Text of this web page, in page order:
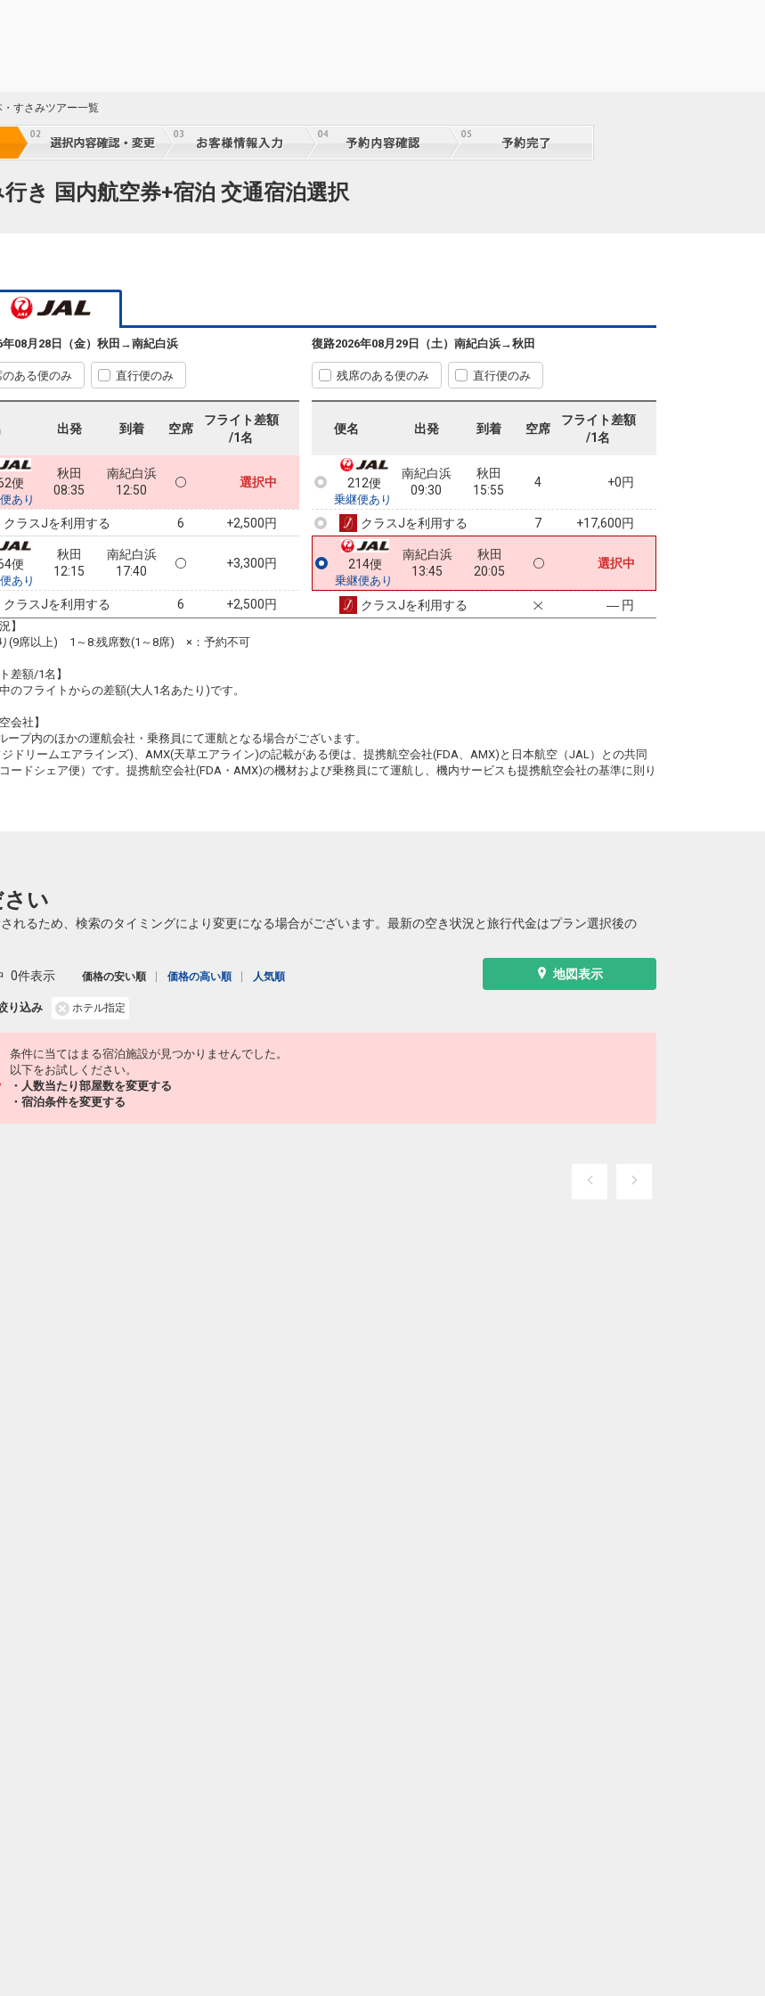
すさみツアー一覧
き 国内航空券+宿泊 交通宿泊選択
08月28日（金） 秋田 →南紀白浜
のある便のみ 直行便のみ
出発 到着 空席
フライト差額
/1名
便
あり
秋田
08:35
南紀白浜
12:50
選択中
クラスJを利用する 6 +2,500円
便
あり
秋田
12:15
南紀白浜
17:40
+3,300円
クラスJを利用する 6 +2,500円
復路2026年08月29日（土） 南紀白浜→秋田
残席のある便のみ 直行便のみ
便名 出発 到着 空席
フライト差額
/1名
212便
乗継便あり
南紀白浜
09:30
秋田
15:55
4 +0円
クラスJを利用する 7 +17,600円
214便
乗継便あり
南紀白浜
13:45
秋田
20:05
選択中
クラスJを利用する ― 円
】
(9席以上) 1～8:残席数(1～8席) ×：予約不可
差額/1名】
のフライトからの差額(大人1名あたり)です。
会社】
ープ内のほかの運航会社・乗務員にて運航となる場合がございます。
ジドリームエアラインズ)、AMX(天草エアライン)の記載がある便は、提携航空会社(FDA、AMX)と日本航空（JAL）との共同
ードシェア便）です。提携航空会社(FDA・AMX)の機材および乗務員にて運航し、機内サービスも提携航空会社の基準に則り
い
れるため、検索のタイミングにより変更になる場合がございます。最新の空き状況と旅行代金はプラン選択後の
地図表示
り込み ホテル指定
0件表示 価格の安い順 価格の高い順 人気順
条件に当てはまる宿泊施設が見つかりませんでした。
以下をお試しください。
・人数当たり部屋数を変更する
・宿泊条件を変更する